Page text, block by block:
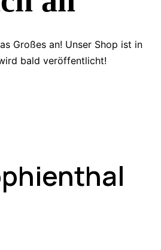
Großes an! Unser Shop ist in
bald veröffentlicht!